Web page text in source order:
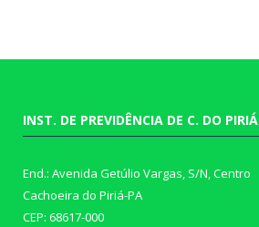
INST. DE PREVIDÊNCIA DE C. DO PIRIÁ
End.: Avenida Getúlio Vargas, S/N, Centro
Cachoeira do Piriá-PA
CEP: 68617-000